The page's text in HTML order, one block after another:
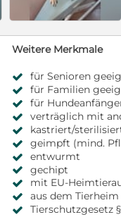
Weitere Merkmale
für Senioren
für Familien
für
verträglich mit
kastriert/
geimpft (mind.
entwurmt
gechipt
mit EU-
aus dem Tierheim
Tierschutzgesetz